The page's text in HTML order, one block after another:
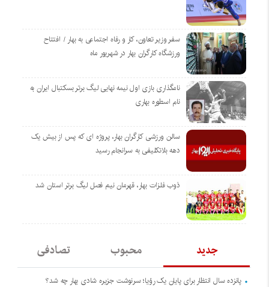
سفر وزیر تعاون، کار و رفاه اجتماعی به بهار / افتتاح
ورزشگاه کارگران بهار در شهریور ماه
نامگذاری بازی‌ اول نیمه نهایی لیگ برتر بسکتبال ایران به
نام اسطوره بهاری
سالن ورزشی کارگران بهار، پروژه ای که پس از بیش یک
دهه بلاتکلیفی به سرانجام رسید
ذوب فلزات بهار، قهرمان نیم فصل لیگ برتر استان شد
جدید محبوب تصادفی
پانزده سال انتظار برای پایان یک رؤیا؛ سرنوشت جزیره شادی بهار چه شد؟